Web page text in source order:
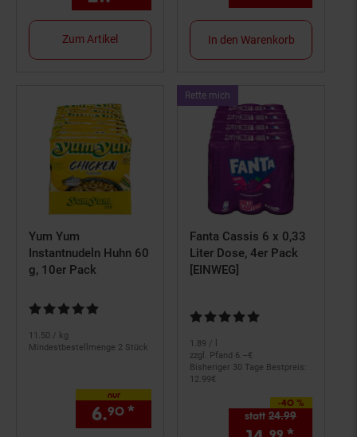
Zum Artikel In den Warenkorb
Yum Yum
Instantnudeln Huhn 60
g, 10er Pack
Kundenbewertung: 4,76 von 5 Sternen
11.50 / kg
Mindestbestellmenge 2 Stück
nur
6.90 * € Sternchen
Fanta Cassis 6 x 0,33
Liter Dose, 4er Pack
[EINWEG]
Kundenbewertung: 5 von 5
1.89 / l
zzgl. Pfand 6.–€
Bisheriger 30 Tage Bestpreis:
12.99€
-40 %
Sie Sparen 40 Prozent,
statt 24.99
Rette mich
ArtikelRette
mich